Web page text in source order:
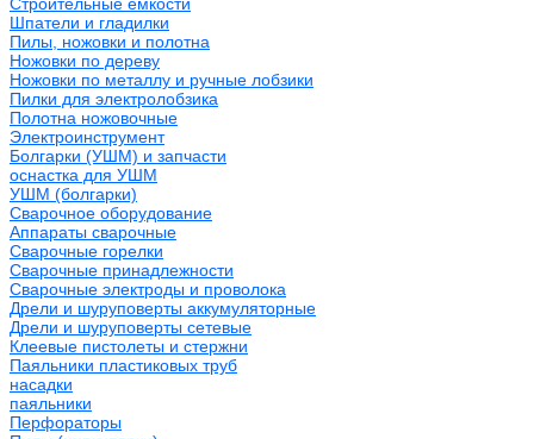
Шпатели и гладилки
Пилы, ножовки и полотна
Ножовки по дереву
Ножовки по металлу и ручные лобзики
Пилки для электролобзика
Полотна ножовочные
Электроинструмент
Болгарки (УШМ) и запчасти
оснастка для УШМ
УШМ (болгарки)
Сварочное оборудование
Аппараты сварочные
Сварочные горелки
Сварочные принадлежности
Сварочные электроды и проволока
Дрели и шуруповерты аккумуляторные
Дрели и шуруповерты сетевые
Клеевые пистолеты и стержни
Паяльники пластиковых труб
насадки
паяльники
Перфораторы